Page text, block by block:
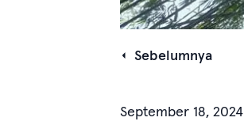
Sebelumnya
September 18, 2024